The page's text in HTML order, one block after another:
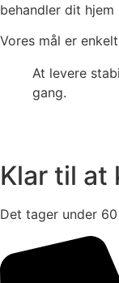
behandler dit hjem
Vores mål er
At levere
gang.
Klar til at
Det tager under